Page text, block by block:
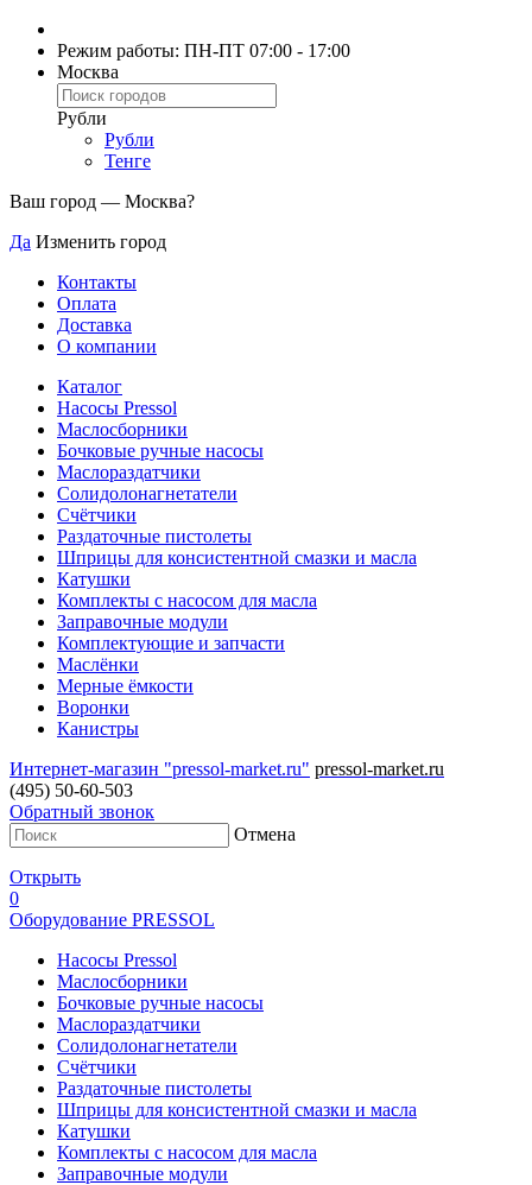
Режим работы: ПН-ПТ 07:00 - 17:00
Москва
Рубли
Рубли
Тенге
Ваш город — Москва?
Да Изменить город
Контакты
Оплата
Доставка
О компании
Каталог
Насосы Pressol
Маслосборники
Бочковые ручные насосы
Маслораздатчики
Солидолонагнетатели
Счётчики
Раздаточные пистолеты
Шприцы для консистентной смазки и масла
Катушки
Комплекты с насосом для масла
Заправочные модули
Комплектующие и запчасти
Маслёнки
Мерные ёмкости
Воронки
Канистры
Интернет-магазин "pressol-market.ru" pressol-market.ru
(495) 50-60-503
Обратный звонок
Отмена
Открыть
0
Оборудование PRESSOL
Насосы Pressol
Маслосборники
Бочковые ручные насосы
Маслораздатчики
Солидолонагнетатели
Счётчики
Раздаточные пистолеты
Шприцы для консистентной смазки и масла
Катушки
Комплекты с насосом для масла
Заправочные модули